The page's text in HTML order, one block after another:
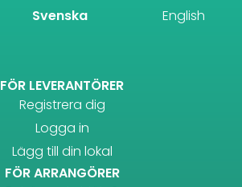
Svenska English
FÖR LEVERANTÖRER
Registrera dig
Logga in
Lägg till din lokal
FÖR ARRANGÖRER